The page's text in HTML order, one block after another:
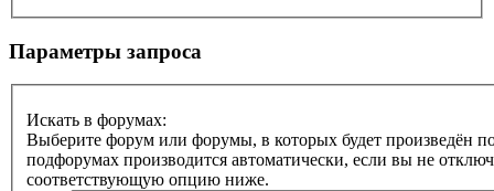
Параметры запроса
Искать в форумах:
Выберите форум или форумы, в которых будет произведён
подфорумах производится автоматически, если вы не
соответствующую опцию ниже.